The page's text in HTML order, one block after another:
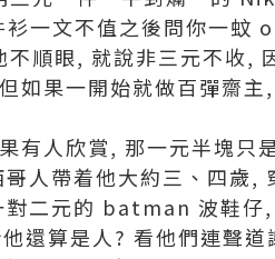
一文不值之後問你一蚊
順眼, 就說非三元不收,
如果一開始就做百彈齋
有人欣賞, 那一元半塊只
人帶着他大約三、四歲,
二元的 batman 波鞋仔
還算是人? 看他們連聲